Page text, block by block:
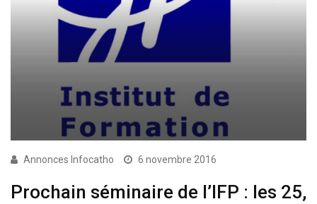
Annonces Infocatho 6 novembre 2016
Prochain séminaire de l’IFP : les 25,